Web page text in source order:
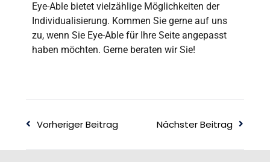
Eye-Able bietet vielzählige Möglichkeiten der
Individualisierung. Kommen Sie gerne auf uns
zu, wenn Sie Eye-Able für Ihre Seite angepasst
haben möchten. Gerne beraten wir Sie!
Vorheriger Beitrag Nächster Beitrag